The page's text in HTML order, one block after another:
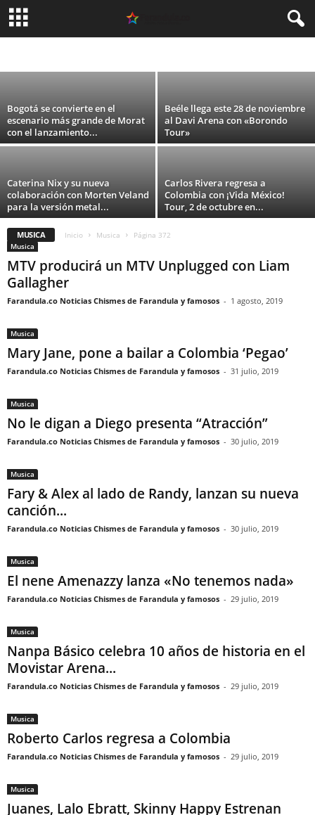
TECNOLOGIA
TELEVISION USA VIDEO
Lyon La F presenta “Espejo”, el primer
adelanto de su nuevo EP “Ausencia”
Bogotá se convierte en el
escenario más grande de Morat
con el lanzamiento...
Beéle llega este 28 de noviembre
al Davi Arena con «Borondo
Tour»
Caterina Nix y su nueva
colaboración con Morten Veland
para la versión metal...
Carlos Rivera regresa a
Colombia con ¡Vida México!
Tour, 2 de octubre en...
MUSICA Inicio Musica
Página 372
Musica
MTV producirá un MTV Unplugged con Liam
Gallagher
Farandula.co Noticias Chismes de Farandula y famosos - 1 agosto, 2019
Musica
Mary Jane, pone a bailar a Colombia ‘Pegao’
Farandula.co Noticias Chismes de Farandula y famosos - 31 julio, 2019
Musica
No le digan a Diego presenta “Atracción”
Farandula.co Noticias Chismes de Farandula y famosos - 30 julio, 2019
Musica
Fary & Alex al lado de Randy, lanzan su nueva
canción...
Farandula.co Noticias Chismes de Farandula y famosos - 30 julio, 2019
Musica
El nene Amenazzy lanza «No tenemos nada»
Farandula.co Noticias Chismes de Farandula y famosos - 29 julio, 2019
Musica
Nanpa Básico celebra 10 años de historia en el
Movistar Arena...
Farandula.co Noticias Chismes de Farandula y famosos - 29 julio, 2019
Musica
Roberto Carlos regresa a Colombia
Farandula.co Noticias Chismes de Farandula y famosos - 29 julio, 2019
Musica
Juanes, Lalo Ebratt, Skinny Happy Estrenan